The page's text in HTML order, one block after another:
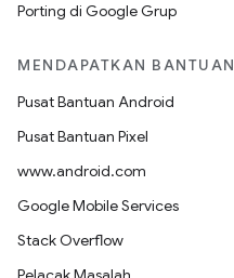
Porting di Google Grup
MENDAPATKAN BANTUAN
Pusat Bantuan Android
Pusat Bantuan Pixel
www.android.com
Google Mobile Services
Stack Overflow